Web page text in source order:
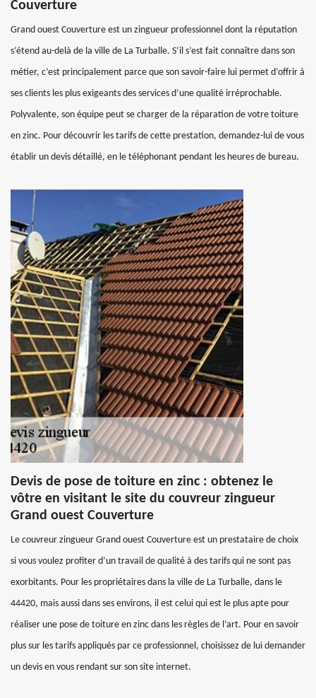
Couverture
Grand ouest Couverture est un zingueur professionnel dont la réputation
s’étend au-delà de la ville de La Turballe. S’il s’est fait connaître dans son
métier, c’est principalement parce que son savoir-faire lui permet d’offrir à
ses clients les plus exigeants des services d’une qualité irréprochable.
Polyvalente, son équipe peut se charger de la réparation de votre toiture
en zinc. Pour découvrir les tarifs de cette prestation, demandez-lui de vous
établir un devis détaillé, en le téléphonant pendant les heures de bureau.
Devis de pose de toiture en zinc : obtenez le
vôtre en visitant le site du couvreur zingueur
Grand ouest Couverture
Le couvreur zingueur Grand ouest Couverture est un prestataire de choix
si vous voulez profiter d’un travail de qualité à des tarifs qui ne sont pas
exorbitants. Pour les propriétaires dans la ville de La Turballe, dans le
44420, mais aussi dans ses environs, il est celui qui est le plus apte pour
réaliser une pose de toiture en zinc dans les règles de l’art. Pour en savoir
plus sur les tarifs appliqués par ce professionnel, choisissez de lui demander
un devis en vous rendant sur son site internet.